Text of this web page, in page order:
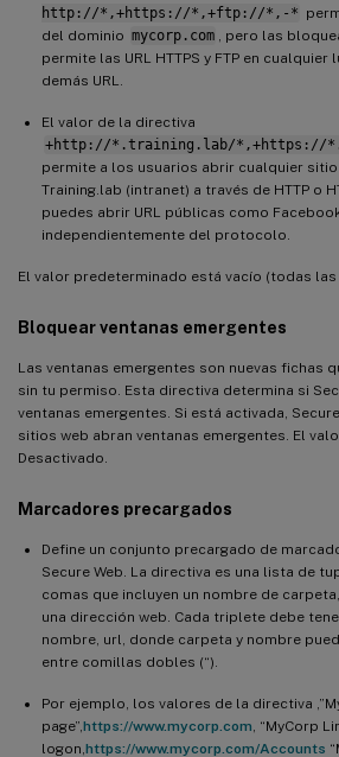
http://*,+https://*,+ftp://*,-*
del dominio mycorp.com
, pero las
permite las URL HTTPS y FTP en
demás URL.
El valor de la directiva
+http://*.training.lab/*,+https://
permite a los usuarios abrir cualquier
Training.lab (intranet) a través de HTTP o
puedes abrir URL públicas como
independientemente del protocolo.
El valor predeterminado está vacío (todas las
Bloquear ventanas emergentes
Las ventanas emergentes son nuevas fichas
sin tu permiso. Esta directiva determina si
ventanas emergentes. Si está activada,
sitios web abran ventanas emergentes. El
Desactivado.
Marcadores precargados
Define un conjunto precargado de
Secure Web. La directiva es una lista de
comas que incluyen un nombre de
una dirección web. Cada triplete debe
nombre, url, donde carpeta y nombre
entre comillas dobles (“).
Por ejemplo, los valores de la directiva
page”, https://www.mycorp.com , “MyCorp
logon, https://www.mycorp.com/Accounts